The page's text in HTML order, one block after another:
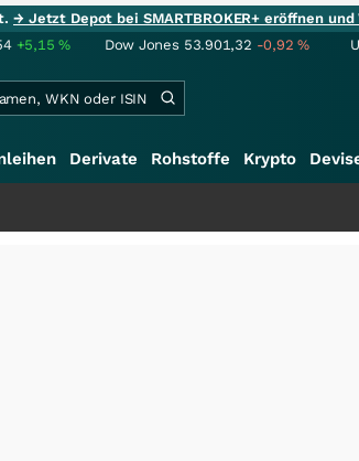
→ Jetzt Depot bei SMARTBROKER+ eröffnen
+5,15% Dow Jones 53.901,32 -0,92%
Derivate Rohstoffe Krypto